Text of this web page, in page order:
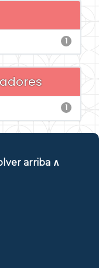
1
1
arriba ∧